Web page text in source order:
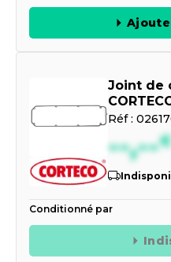
Joint de
Réf :
--,--€
Conditionné par